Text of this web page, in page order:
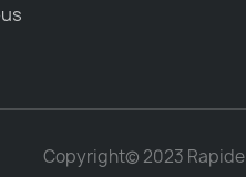
Copyright© 2023